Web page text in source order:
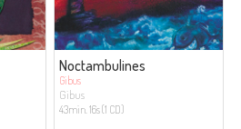
Noctambulines
Gibus
Gibus
43min. 16s (1 CD)